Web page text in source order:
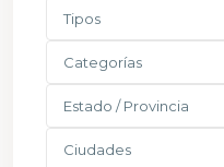
Tipos
Categorías
Estado / Provincia
Ciudades